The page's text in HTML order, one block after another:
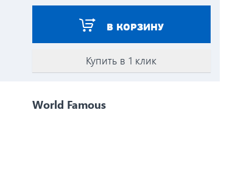
В КОРЗИНУ
Купить в 1 клик
World Famous